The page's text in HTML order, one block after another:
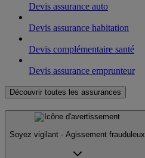
Devis assurance auto
Devis assurance habitation
Devis complémentaire santé
Devis assurance emprunteur
Découvrir toutes les assurances
Soyez vigilant - Agissement frauduleux